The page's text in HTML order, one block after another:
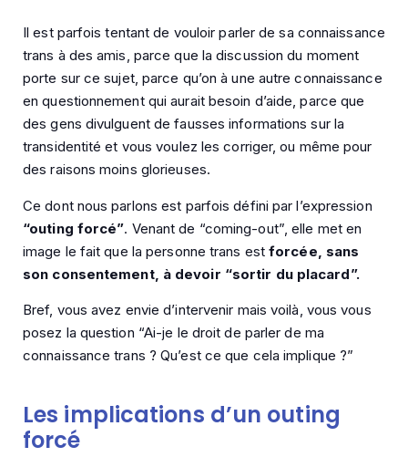
Il est parfois tentant de vouloir parler de sa connaissance
trans à des amis, parce que la discussion du moment
porte sur ce sujet, parce qu’on à une autre connaissance
en questionnement qui aurait besoin d’aide, parce que
des gens divulguent de fausses informations sur la
transidentité et vous voulez les corriger, ou même pour
des raisons moins glorieuses.
Ce dont nous parlons est parfois défini par l’expression
“outing forcé”. Venant de “coming-out”, elle met en
image le fait que la personne trans estforcée, sans
son consentement, à devoir “sortir du placard”.
Bref, vous avez envie d’intervenir mais voilà, vous vous
posez la question “Ai-je le droit de parler de ma
connaissance trans ? Qu’est ce que cela implique ?”
Les implications d’un outing
forcé